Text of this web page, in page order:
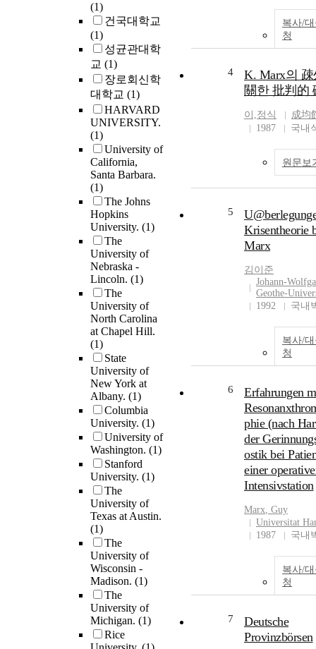
(1)
건국대학교
(1)
성균관대학
교 (1)
장로회신학
대학교 (1)
HARVARD
UNIVERSITY.
(1)
University of
California,
Santa Barbara.
(1)
The Johns
Hopkins
University. (1)
The
University of
Nebraska -
Lincoln. (1)
The
University of
North Carolina
at Chapel Hill.
(1)
State
University of
New York at
Albany. (1)
Columbia
University. (1)
University of
Washington. (1)
Stanford
University. (1)
The
University of
Texas at Austin.
(1)
The
University of
Wisconsin -
Madison. (1)
The
University of
Michigan. (1)
Rice
choose to
perspectives of
theologist, Barth
Marx was
the labor things a
took a lot of study
including
socialism as a
fight for laborers'
perspective. Both
men also
own labor
competitive
capitalism.
prejudices, some
may ask whether
any point in
sociologist's labor
perspectives with
theologist's
lead different
that's not the case.
that Marx and
good subjects of
comparable men
other in their labor
perspectives.
that a sociologist,
without belief in
limitation and a
saw labor in a
than Marx. These
differences are
dissertation is
five chapters. In
복사/
청
4
K. Marx의
關한 批判的
이,정식
成均
1987
국내
원문보
5
Krisentheorie
Marx
김이준
Johann-
Geothe-
1992
국내
복사/
청
6
Erfahrungen
phie (nach
der
ostik bei
einer
Intensivstation
Marx, Guy
Universitat
1987
국내
복사/
청
7
Deutsche
Provinzbörsen